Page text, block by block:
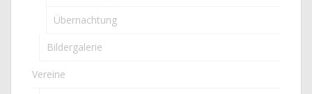
Übernachtung
Bildergalerie
Vereine